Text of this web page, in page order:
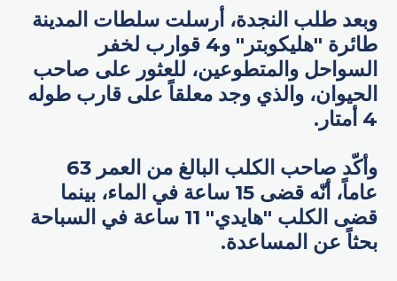
وبعد طلب النجدة، أرسلت سلطات المدينة
طائرة "هليكوبتر" و4 قوارب لخفر
السواحل والمتطوعين، للعثور على صاحب
الحيوان، والذي وجد معلقاً على قارب طوله
4 أمتار.
وأكّد صاحب الكلب البالغ من العمر 63
عاماً، أنّه قضى 15 ساعة في الماء، بينما
قضى الكلب "هايدي" 11 ساعة في السباحة
بحثاً عن المساعدة.